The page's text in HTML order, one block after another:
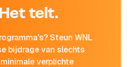
telt.
Steun WNL
bijdrage van slechts
verplichte